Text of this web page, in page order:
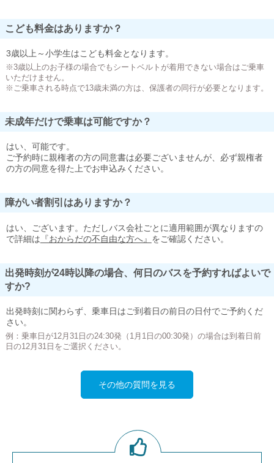
こども料金はありますか？
3歳以上～小学生はこども料金となります。
※3歳以上のお子様の場合でもシートベルトが着用できない場合はご乗車
いただけません。
※ご乗車される時点で13歳未満の方は、保護者の同行が必要となります。
未成年だけで乗車は可能ですか？
はい、可能です。
ご予約時に親権者の方の同意書は必要ございませんが、必ず親権者
の方の同意を得た上でお申込みください。
障がい者割引はありますか？
はい、ございます。ただしバス会社ごとに適用範囲が異なりますの
で詳細は 『おからだの不自由な方へ』 をご確認ください。
出発時刻が24時以降の場合、何日のバスを予約すればよいで
すか?
出発時刻に関わらず、乗車日はご到着日の前日の日付でご予約くだ
さい。
例：乗車日が12月31日の24:30発（1月1日の00:30発）の場合は到着日前
日の12月31日をご選択ください。
その他の質問を見る